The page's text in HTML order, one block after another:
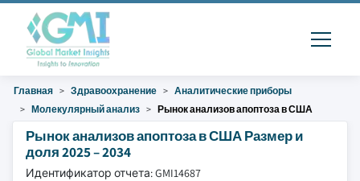
Главная Здравоохранение
Аналитические приборы
Молекулярный анализ
Рынок анализов апоптоза в США
Рынок анализов апоптоза в США Размер и
доля 2025 – 2034
Идентификатор отчета: GMI14687